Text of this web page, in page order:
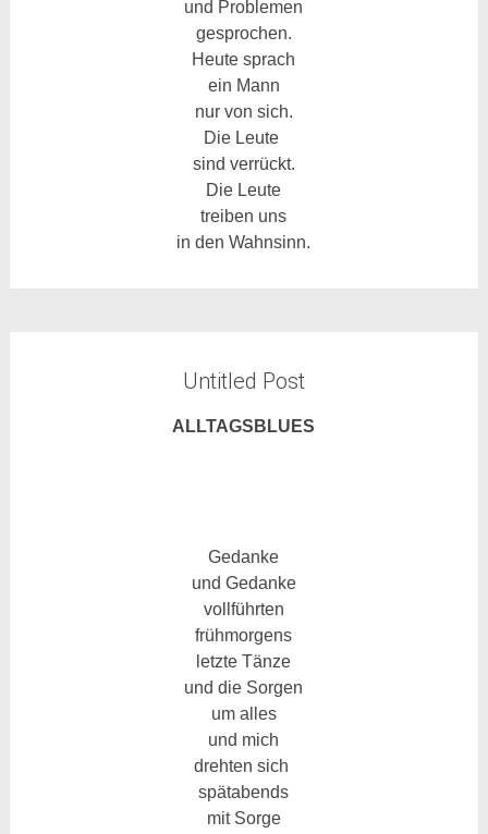
und Problemen
gesprochen.
Heute sprach
ein Mann
nur von sich.
Die Leute
sind verrückt.
Die Leute
treiben uns
in den Wahnsinn.
Untitled Post
ALLTAGSBLUES
Gedanke
und Gedanke
vollführten
frühmorgens
letzte Tänze
und die Sorgen
um alles
und mich
drehten sich
spätabends
mit Sorge